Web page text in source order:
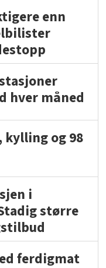
enn
hver måned
kylling og 98
i
større
ferdigmat